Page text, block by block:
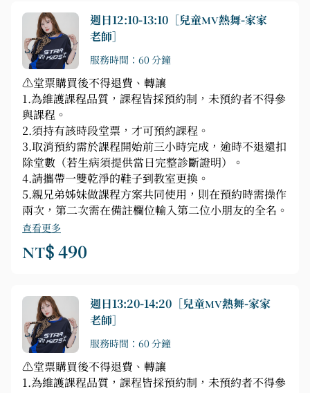
週日12:10-13:10［兒童MV熱舞-家家
老師］
服務時間：60 分鐘
⚠️堂票購買後不得退費、轉讓
1.為維護課程品質，課程皆採預約制，未預約者不得參
與課程。
2.須持有該時段堂票，才可預約課程。
3.取消預約需於課程開始前三小時完成，逾時不退還扣
除堂數（若生病須提供當日完整診斷證明）。
4.請攜帶一雙乾淨的鞋子到教室更換。
5.親兄弟姊妹做課程方案共同使用，則在預約時需操作
兩次，第二次需在備註欄位輸入第二位小朋友的全名。
查看更多
NT$ 490
週日13:20-14:20［兒童MV熱舞-家家
老師］
服務時間：60 分鐘
⚠️堂票購買後不得退費、轉讓
1.為維護課程品質，課程皆採預約制，未預約者不得參